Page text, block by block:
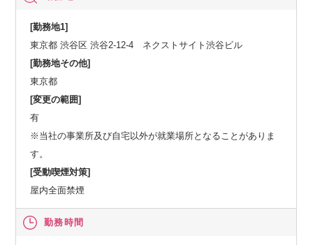
[勤務地1]
東京都 渋谷区 渋谷2-12-4 ネクストサイト渋谷ビル
[勤務地その他]
東京都
[変更の範囲]
有
※当社の事業所及び自宅以外が就業場所となることがありま
す。
[受動喫煙対策]
屋内全面禁煙
勤務時間